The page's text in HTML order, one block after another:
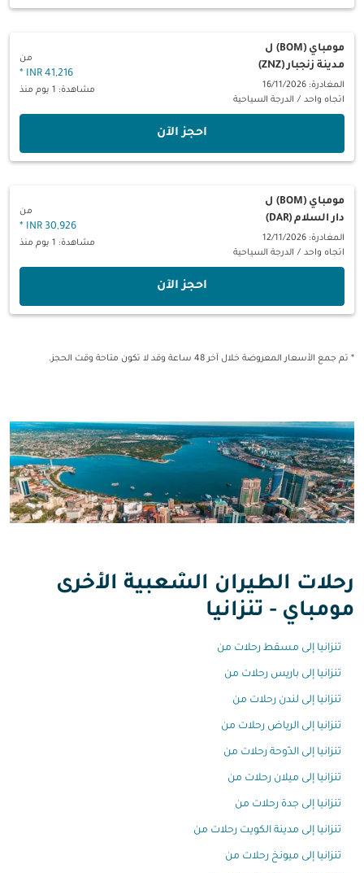
مومباي (BOM)
ل
مدينة زنجبار (ZNZ)
المغادرة: 16/11/2026
اتجاه واحد / الدرجة السياحية
من
41,216 INR
*
مشاهدة: 1 يوم منذ
‫احجز الآن‬
مومباي (BOM)
ل
دار السلام (DAR)
المغادرة: 12/11/2026
اتجاه واحد / الدرجة السياحية
من
30,926 INR
*
مشاهدة: 1 يوم منذ
‫احجز الآن‬
* تم جمع الأسعار المعروضة خلال آخر 48 ساعة وقد لا تكون متاحة وقت الحجز.
رحلات الطيران الشعبية الأخرى
مومباي - تنزانيا
تنزانيا إلى مسقط رحلات من
تنزانيا إلى باريس رحلات من
تنزانيا إلى لندن رحلات من
تنزانيا إلى الرياض رحلات من
تنزانيا إلى الدّوحة رحلات من
تنزانيا إلى ميلان رحلات من
تنزانيا إلى جدة رحلات من
تنزانيا إلى مدينة الكويت رحلات من
تنزانيا إلى ميونخ رحلات من